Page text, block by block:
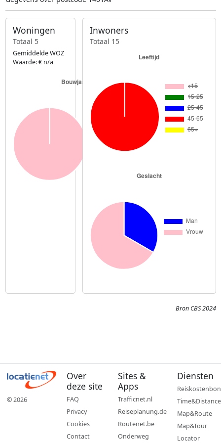
Woningen
Totaal 5
Gemiddelde WOZ
Waarde: € n/a
Inwoners
Totaal 15
Bron CBS 2024
© 2026
Over
deze site
FAQ
Privacy
Cookies
Contact
Sites &
Apps
Trafficnet.nl
Reiseplanung.de
Routenet.be
Onderweg
Diensten
Reiskostenbon
Time&Distance
Map&Route
Map&Tour
Locator